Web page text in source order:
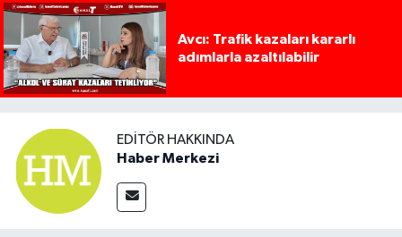
Avcı: Trafik kazaları kararlı
adımlarla azaltılabilir
EDITÖR HAKKINDA
Haber Merkezi